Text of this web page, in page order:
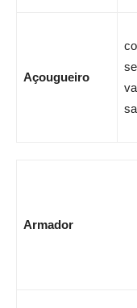
Açougueiro
Armador